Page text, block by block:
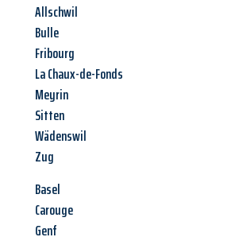
Allschwil
Bulle
Fribourg
La Chaux-de-Fonds
Meyrin
Sitten
Wädenswil
Zug
Basel
Carouge
Genf